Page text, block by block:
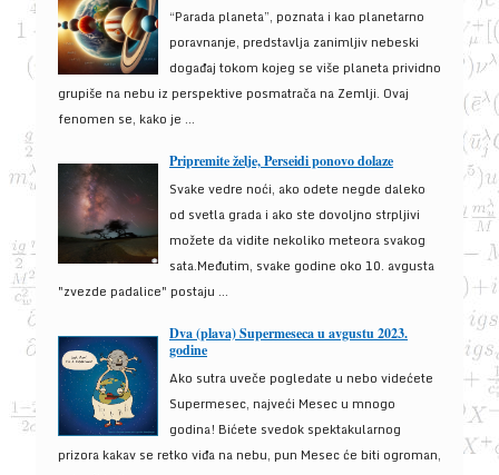
“Parada planeta”, poznata i kao planetarno
poravnanje, predstavlja zanimljiv nebeski
događaj tokom kojeg se više planeta prividno
grupiše na nebu iz perspektive posmatrača na Zemlji. Ovaj
fenomen se, kako je ...
Pripremite želje, Perseidi ponovo dolaze
Svake vedre noći, ako odete negde daleko
od svetla grada i ako ste dovoljno strpljivi
možete da vidite nekoliko meteora svakog
sata.Međutim, svake godine oko 10. avgusta
"zvezde padalice" postaju ...
Dva (plava) Supermeseca u avgustu 2023.
godine
Ako sutra uveče pogledate u nebo videćete
Supermesec, najveći Mesec u mnogo
godina! Bićete svedok spektakularnog
prizora kakav se retko viđa na nebu, pun Mesec će biti ogroman,